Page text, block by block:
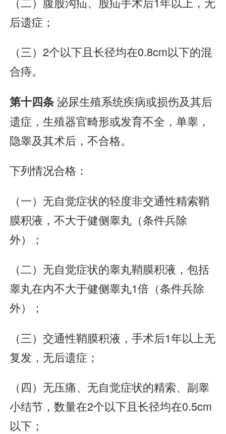
后遗症；
（三）2个以下且长径均在0.8cm以下的混
合痔。
第十四条泌尿生殖系统疾病或损伤及其后
遗症，生殖器官畸形或发育不全，单睾，
隐睾及其术后，不合格。
下列情况合格：
（一）无自觉症状的轻度非交通性精索鞘
膜积液，不大于健侧睾丸（条件兵除
外）；
（二）无自觉症状的睾丸鞘膜积液，包括
睾丸在内不大于健侧睾丸1倍（条件兵除
外）；
（三）交通性鞘膜积液，手术后1年以上无
复发，无后遗症；
（四）无压痛、无自觉症状的精索、副睾
小结节，数量在2个以下且长径均在0.5cm
以下；